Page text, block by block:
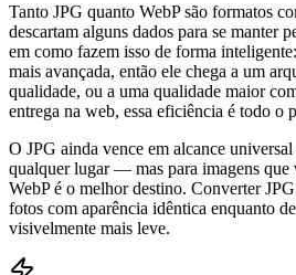
Tanto JPG quanto WebP são formatos
descartam alguns dados para se manter
em como fazem isso de forma
mais avançada, então ele chega a um
qualidade, ou a uma qualidade maior
entrega na web, essa eficiência é todo o
O JPG ainda vence em alcance
qualquer lugar — mas para imagens
WebP é o melhor destino. Converter
fotos com aparência idêntica enquanto
visivelmente mais leve.